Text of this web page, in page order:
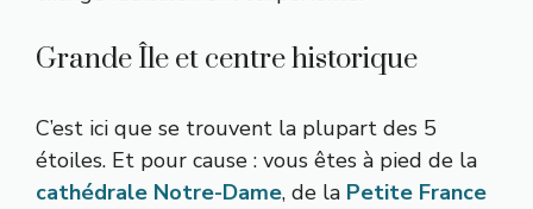
Grande Île et centre historique
C’est ici que se trouvent la plupart des 5
étoiles. Et pour cause : vous êtes à pied de la
cathédrale Notre-Dame, de la Petite France